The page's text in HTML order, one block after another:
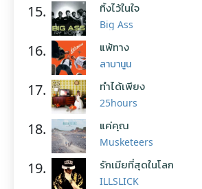
15. ทิ้งไว้ในใจ
Big Ass
16. แพ้ทาง
ลาบานูน
17. ทำได้เพียง
25hours
18. แค่คุณ
Musketeers
19. รักเมียที่สุดในโลก
ILLSLICK